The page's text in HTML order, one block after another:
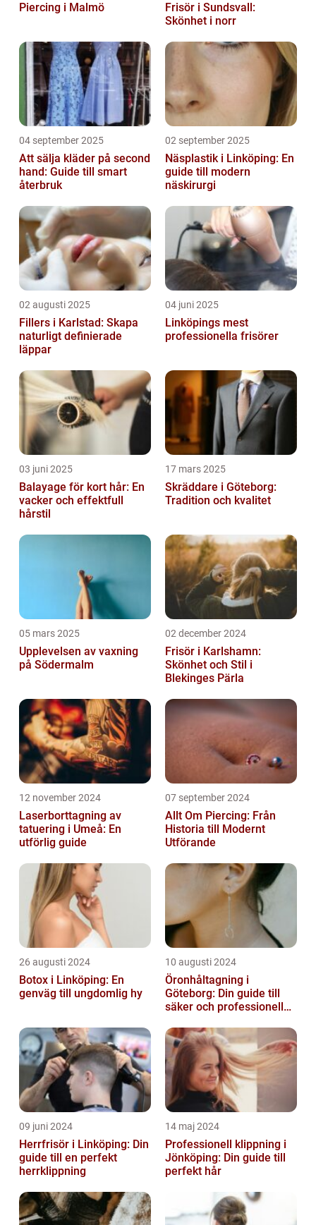
Piercing i Malmö
Frisör i Sundsvall:
Skönhet i norr
04 september 2025
Att sälja kläder på second
hand: Guide till smart
återbruk
02 september 2025
Näsplastik i Linköping: En
guide till modern
näskirurgi
02 augusti 2025
Fillers i Karlstad: Skapa
naturligt definierade
läppar
04 juni 2025
Linköpings mest
professionella frisörer
03 juni 2025
Balayage för kort hår: En
vacker och effektfull
hårstil
17 mars 2025
Skräddare i Göteborg:
Tradition och kvalitet
05 mars 2025
Upplevelsen av vaxning
på Södermalm
02 december 2024
Frisör i Karlshamn:
Skönhet och Stil i
Blekinges Pärla
12 november 2024
Laserborttagning av
tatuering i Umeå: En
utförlig guide
07 september 2024
Allt Om Piercing: Från
Historia till Modernt
Utförande
26 augusti 2024
Botox i Linköping: En
genväg till ungdomlig hy
10 augusti 2024
Öronhåltagning i
Göteborg: Din guide till
säker och professionell
09 juni 2024
Herrfrisör i Linköping: Din
guide till en perfekt
herrklippning
14 maj 2024
Professionell klippning i
Jönköping: Din guide till
perfekt hår